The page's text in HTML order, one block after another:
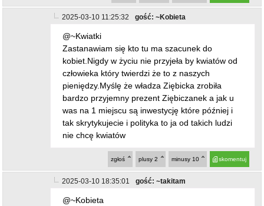
2025-03-10 11:25:32 gość: ~Kobieta
@~Kwiatki
Zastanawiam się kto tu ma szacunek do
kobiet.Nigdy w życiu nie przyjeła by kwiatów od
człowieka który twierdzi że to z naszych
pieniędzy.Myślę że władza Ziębicka zrobiła
bardzo przyjemny prezent Ziębiczanek a jak u
was na 1 miejscu są inwestycję które później i
tak skrytykujecie i polityka to ja od takich ludzi
nie chcę kwiatów
skomentuj
minusy 10
plusy 2
zgłoś
2025-03-10 18:35:01 gość: ~takitam
@~Kobieta